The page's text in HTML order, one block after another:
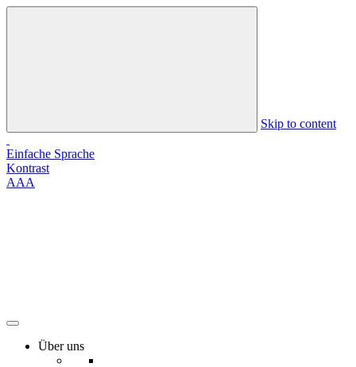
Skip to content
Einfache Sprache
Kontrast
AAA
Über uns